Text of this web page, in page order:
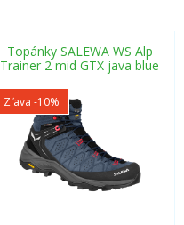
Topánky SALEWA WS Alp
Trainer 2 mid GTX java blue
Zľava -10%